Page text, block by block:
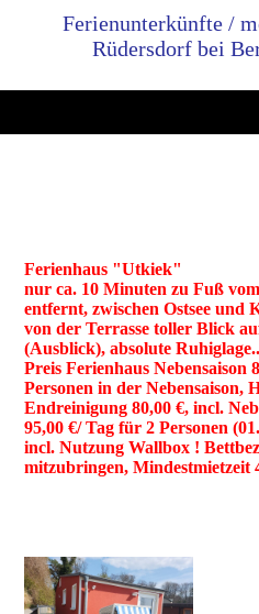
Ferienunterkünfte /
Rüdersdorf bei
Ferienhaus "Utkiek"
nur ca. 10 Minuten zu Fuß
entfernt, zwischen Ostsee und
von der Terrasse toller Blick
(Ausblick), absolute
Preis Ferienhaus Nebensaison
Personen in der Nebensaison,
Endreinigung 80,00 €, incl.
95,00 €/ Tag für 2 Personen
incl. Nutzung Wallbox !
mitzubringen, Mindestmietzeit